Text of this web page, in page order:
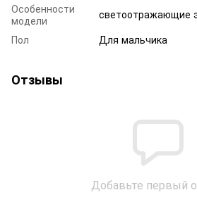
Особенности
модели
светоотражающие
Пол
Для мальчика
Отзывы
Добавьте первый